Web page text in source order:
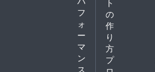
フ
ォ
ー
マ
ン
ス
ト
の
作
り
方
プ